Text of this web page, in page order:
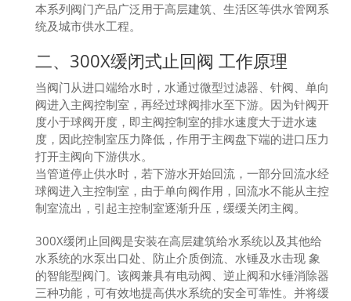
本系列阀门产品广泛用于高层建筑、生活区等供水管网系
统及城市供水工程。
二、300X缓闭式止回阀 工作原理
当阀门从进口端给水时，水通过微型过滤器、针阀、单向
阀进入主阀控制室，再经过球阀排水至下游。因为针阀开
度小于球阀开度，即主阀控制室的排水速度大于进水速
度，因此控制室压力降低，作用于主阀盘下端的进口压力
打开主阀向下游供水。
当管道停止供水时，若下游水开始回流，一部分回流水经
球阀进入主控制室，由于单向阀作用，回流水不能从主控
制室流出，引起主控制室逐渐升压，缓缓关闭主阀。
300X缓闭止回阀是安装在高层建筑给水系统以及其他给
水系统的水泵出口处、防止介质倒流、水锤及水击现 象
的智能型阀门。该阀兼具有电动阀、逆止阀和水锤消除器
三种功能，可有效地提高供水系统的安全可靠性。并将缓